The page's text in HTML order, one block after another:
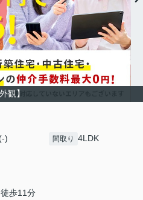
外観】
) 間取り 4LDK
徒歩11分